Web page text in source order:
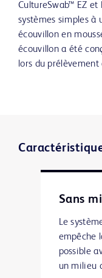
CultureSwab™ EZ et
systèmes simples à
écouvillon en
écouvillon a été
lors du prélèvement
Sans
Le
empêche
possible
un milieu